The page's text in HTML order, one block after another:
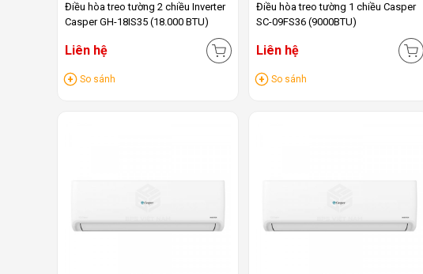
Điều hòa treo tường 2 chiều Inverter
Casper GH-18IS35 (18.000 BTU)
Liên hệ
So sánh
Điều hòa treo tường 1 chiều Casper
SC-09FS36 (9000BTU)
Liên hệ
So sánh